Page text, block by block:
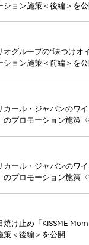
ョン施策＜後編＞を公
オグループの“味つけオ
ョン施策＜前編＞を公
カール・ジャパンのワ
のプロモーション施策
カール・ジャパンのワ
のプロモーション施策
焼け止め「KISSME
策＜後編＞を公開